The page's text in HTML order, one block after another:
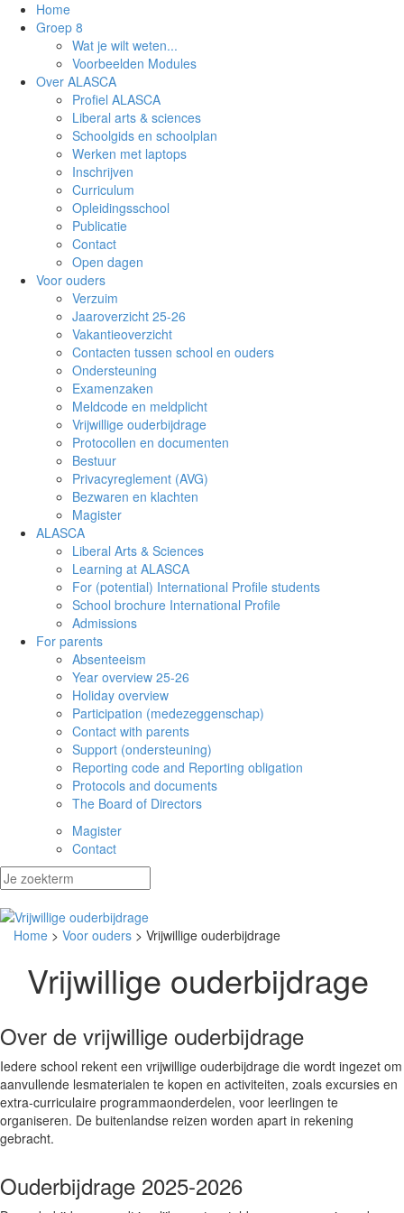
Home
Groep 8
Wat je wilt weten...
Voorbeelden Modules
Over ALASCA
Profiel ALASCA
Liberal arts & sciences
Schoolgids en schoolplan
Werken met laptops
Inschrijven
Curriculum
Opleidingsschool
Publicatie
Contact
Open dagen
Voor ouders
Verzuim
Jaaroverzicht 25-26
Vakantieoverzicht
Contacten tussen school en ouders
Ondersteuning
Examenzaken
Meldcode en meldplicht
Vrijwillige ouderbijdrage
Protocollen en documenten
Bestuur
Privacyreglement (AVG)
Bezwaren en klachten
Magister
ALASCA
Liberal Arts & Sciences
Learning at ALASCA
For (potential) International Profile students
School brochure International Profile
Admissions
For parents
Absenteeism
Year overview 25-26
Holiday overview
Participation (medezeggenschap)
Contact with parents
Support (ondersteuning)
Reporting code and Reporting obligation
Protocols and documents
The Board of Directors
Magister
Contact
Home > Voor ouders > Vrijwillige ouderbijdrage
Vrijwillige ouderbijdrage
Over de vrijwillige ouderbijdrage
Iedere school rekent een vrijwillige ouderbijdrage die wordt ingezet om
aanvullende lesmaterialen te kopen en activiteiten, zoals excursies en
extra-curriculaire programmaonderdelen, voor leerlingen te
organiseren. De buitenlandse reizen worden apart in rekening
gebracht.
Ouderbijdrage 2025-2026